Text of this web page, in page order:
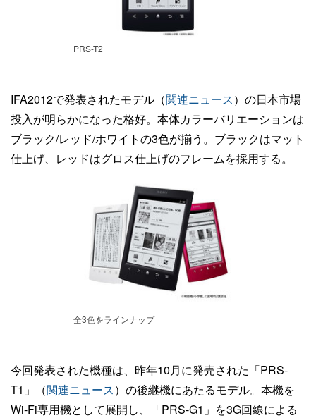
PRS-T2
IFA2012で発表されたモデル（関連ニュース）の日本市場
投入が明らかになった格好。本体カラーバリエーションは
ブラック/レッド/ホワイトの3色が揃う。ブラックはマット
仕上げ、レッドはグロス仕上げのフレームを採用する。
全3色をラインナップ
今回発表された機種は、昨年10月に発売された「PRS-
T1」（関連ニュース）の後継機にあたるモデル。本機を
Wi-Fi専用機として展開し、「PRS-G1」を3G回線による